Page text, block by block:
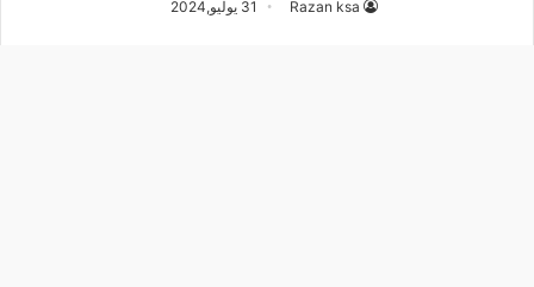
Razan ksa 31 يوليو,2024